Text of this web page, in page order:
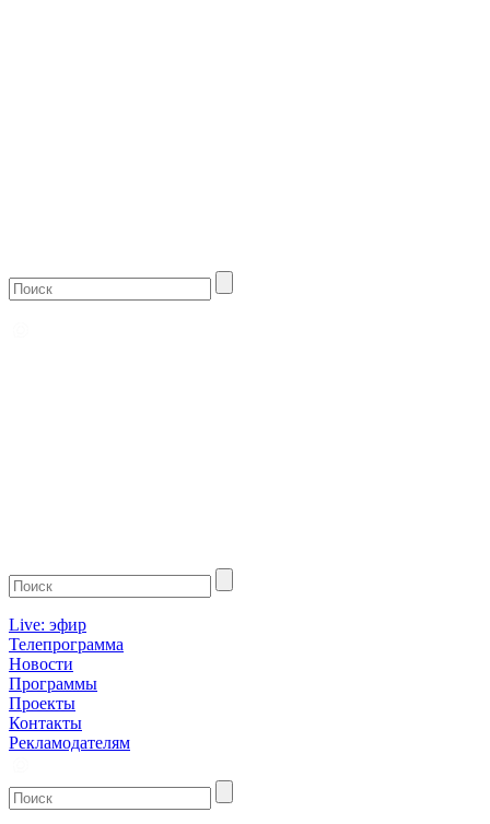
Live: эфир
Телепрограмма
Новости
Программы
Проекты
Контакты
Рекламодателям